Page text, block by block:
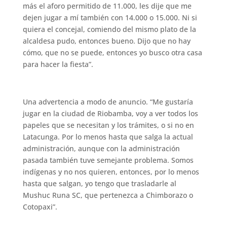
más el aforo permitido de 11.000, les dije que me
dejen jugar a mí también con 14.000 o 15.000. Ni si
quiera el concejal, comiendo del mismo plato de la
alcaldesa pudo, entonces bueno. Dijo que no hay
cómo, que no se puede, entonces yo busco otra casa
para hacer la fiesta”.
Una advertencia a modo de anuncio. “Me gustaría
jugar en la ciudad de Riobamba, voy a ver todos los
papeles que se necesitan y los trámites, o si no en
Latacunga. Por lo menos hasta que salga la actual
administración, aunque con la administración
pasada también tuve semejante problema. Somos
indígenas y no nos quieren, entonces, por lo menos
hasta que salgan, yo tengo que trasladarle al
Mushuc Runa SC, que pertenezca a Chimborazo o
Cotopaxi”.